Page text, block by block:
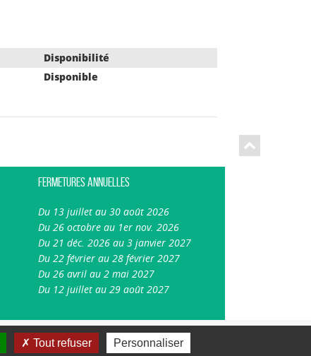
Disponibilité
Disponible
Fermetures annuelles
Du 13 juillet au 30 août 2026
Du 26 octobre au 1er nov. 2026
Du 21 déc. 2026 au 3 janvier 2027
Du 22 février au 28 février 2027
Du 26 avril au 2 mai 2027
Du 12 juillet au 29 août 2027
Mentions légales
Plan du site
A- A
Tout refuser Personnaliser